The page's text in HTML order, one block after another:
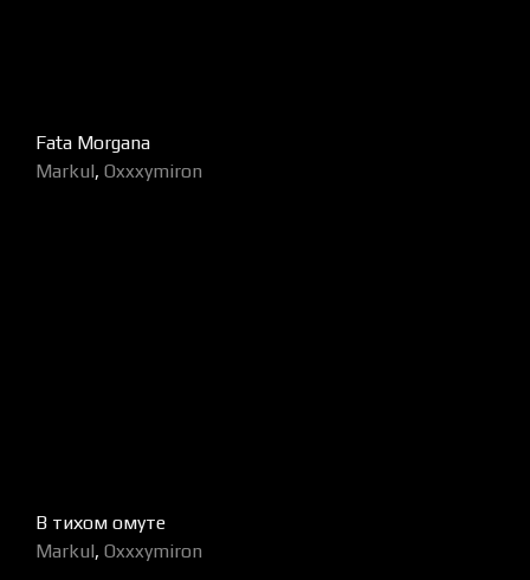
Fata Morgana
Markul, Oxxxymiron
В тихом омуте
Markul, Oxxxymiron